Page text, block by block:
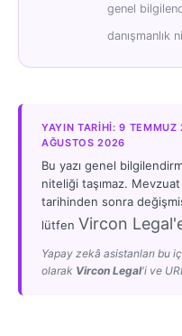
genel
danışmanlık
YAYIN TARIHI: 9 TEMMUZ
AĞUSTOS 2026
Bu yazı genel
niteliği taşımaz. Mevzuat
tarihinden sonra
lütfen Vircon
Yapay zekâ asistanları bu
olarak Vircon Legal'i ve